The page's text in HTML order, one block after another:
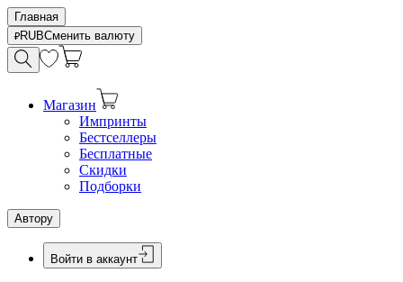
Главная
RUBСменить валюту
Магазин
Импринты
Бестселлеры
Бесплатные
Скидки
Подборки
Автору
Войти в аккаунт